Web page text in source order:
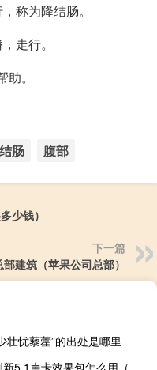
称为降结肠。
走行。
。
结肠 腹部
少钱）
下一篇
建筑（苹果公司总部）
壮忧藜藿”的出处是哪里
创新5.1声卡效果包怎么用（创新5 1声卡效果包）